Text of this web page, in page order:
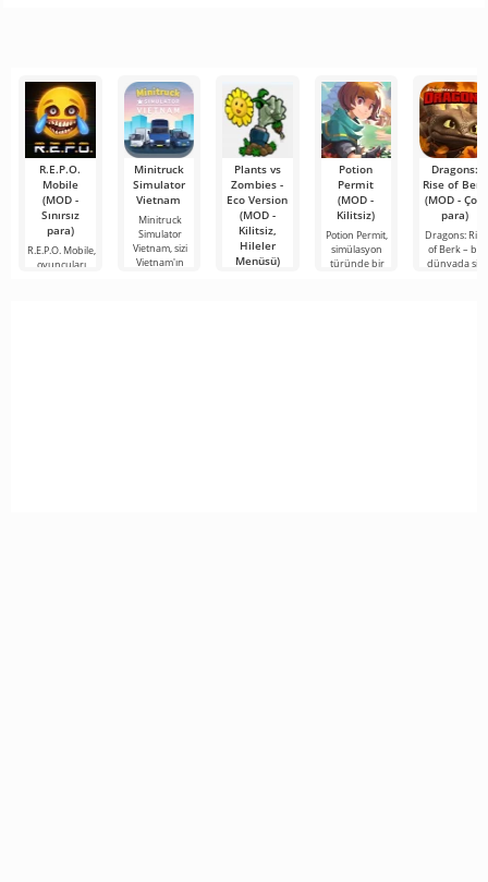
sağlayan
R.E.P.O.
Mobile
(MOD -
Sınırsız
para)
R.E.P.O. Mobile,
oyuncuları
Minitruck
Simulator
Vietnam
Minitruck
Simulator
Vietnam, sizi
Vietnam'ın
Plants vs
Zombies -
Eco Version
(MOD -
Kilitsiz,
Hileler
Menüsü)
Potion
Permit
(MOD -
Kilitsiz)
Potion Permit,
simülasyon
türünde bir
Dragons:
Rise of Berk
(MOD - Çok
para)
Dragons: Rise
of Berk – bu
dünyada sizi